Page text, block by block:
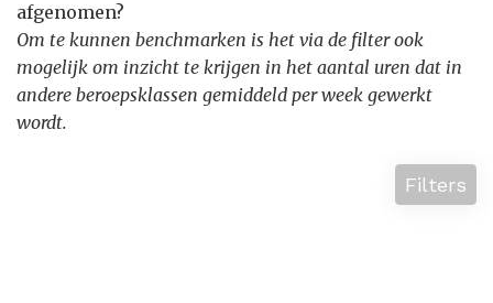
afgenomen?
Om te kunnen benchmarken is het via de filter ook
mogelijk om inzicht te krijgen in het aantal uren dat in
andere beroepsklassen gemiddeld per week gewerkt
wordt.
Filters